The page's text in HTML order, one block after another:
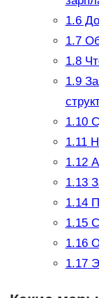
1.6
1.7
1.8
1.9
1.10
1.11
1.12А
1.13
1.14
1.15
1.16
1.17